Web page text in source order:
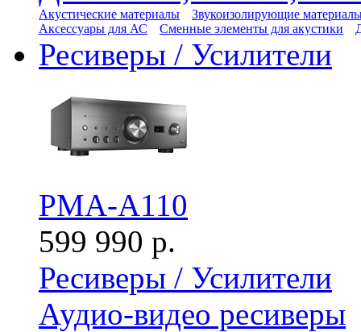
Акустические материалы
Звукоизолирующие
Аксессуары для АС
Сменные элементы для акустики
Ресиверы / Усилители
PMA-A110
599 990 р.
Ресиверы / Усилители
Аудио-видео ресиверы